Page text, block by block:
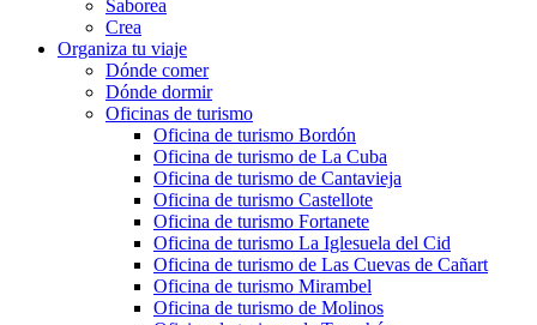
Saborea
Crea
Organiza tu viaje
Dónde comer
Dónde dormir
Oficinas de turismo
Oficina de turismo Bordón
Oficina de turismo de La Cuba
Oficina de turismo de Cantavieja
Oficina de turismo Castellote
Oficina de turismo Fortanete
Oficina de turismo La Iglesuela del Cid
Oficina de turismo de Las Cuevas de Cañart
Oficina de turismo Mirambel
Oficina de turismo de Molinos